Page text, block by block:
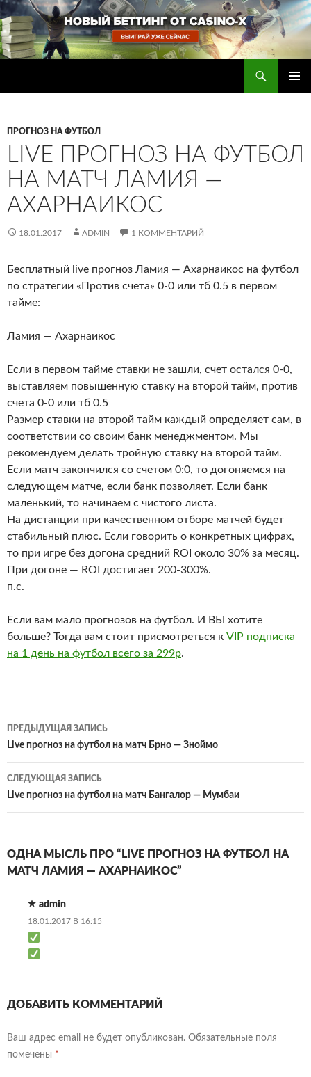
Перейти
к
содержимому
ПРОГНОЗ НА ФУТБОЛ
LIVE ПРОГНОЗ НА ФУТБОЛ
НА МАТЧ ЛАМИЯ —
АХАРНАИКОС
18.01.2017 ADMIN 1 КОММЕНТАРИЙ
Бесплатный live прогноз Ламия — Ахарнаикос на футбол
по стратегии «Против счета» 0-0 или тб 0.5 в первом
тайме:
Ламия — Ахарнаикос
Если в первом тайме ставки не зашли, счет остался 0-0,
выставляем повышенную ставку на второй тайм, против
счета 0-0 или тб 0.5
Размер ставки на второй тайм каждый определяет сам, в
соответствии со своим банк менеджментом. Мы
рекомендуем делать тройную ставку на второй тайм.
Если матч закончился со счетом 0:0, то догоняемся на
следующем матче, если банк позволяет. Если банк
маленький, то начинаем с чистого листа.
На дистанции при качественном отборе матчей будет
стабильный плюс. Если говорить о конкретных цифрах,
то при игре без догона средний ROI около 30% за месяц.
При догоне — ROI достигает 200-300%.
п.с.
Если вам мало прогнозов на футбол. И ВЫ хотите
больше? Тогда вам стоит присмотреться к VIP подписка
на 1 день на футбол всего за 299р.
Навигация
по
записям
ПРЕДЫДУЩАЯ ЗАПИСЬ
Live прогноз на футбол на матч Брно — Зноймо
СЛЕДУЮЩАЯ ЗАПИСЬ
Live прогноз на футбол на матч Бангалор — Мумбаи
ОДНА МЫСЛЬ ПРО “LIVE ПРОГНОЗ НА ФУТБОЛ НА
МАТЧ ЛАМИЯ — АХАРНАИКОС”
admin
18.01.2017 В 16:15
ДОБАВИТЬ КОММЕНТАРИЙ
Ваш адрес email не будет опубликован. Обязательные поля
помечены *